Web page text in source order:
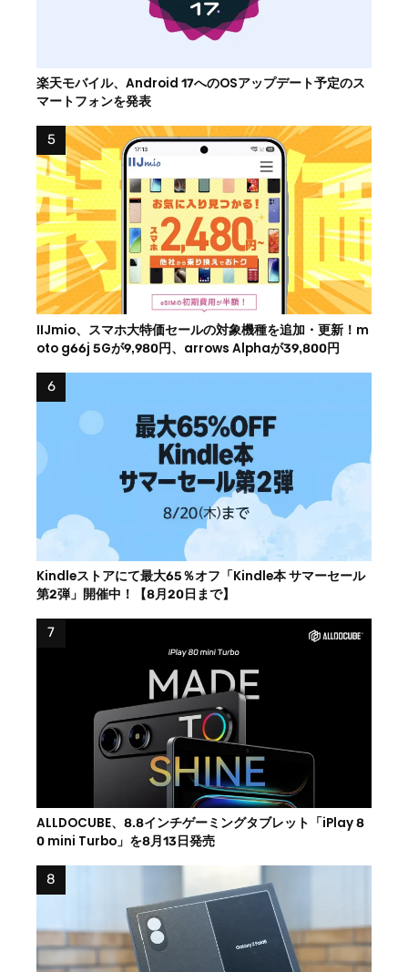
楽天モバイル、Android 17へのOSアップデート予定のス
マートフォンを発表
IIJmio、スマホ大特価セールの対象機種を追加・更新！m
oto g66j 5Gが9,980円、arrows Alphaが39,800円
Kindleストアにて最大65％オフ「Kindle本 サマーセール
第2弾」開催中！【8月20日まで】
ALLDOCUBE、8.8インチゲーミングタブレット「iPlay 8
0 mini Turbo」を8月13日発売